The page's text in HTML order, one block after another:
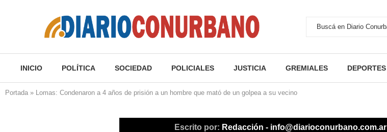
INICIO POLÍTICA SOCIEDAD POLICIALES JUSTICIA GREMIALES DEPORTES
Portada » Lomas: Condenaron a 4 años de prisión a un hombre que mató de un golpea a su vecino
Escrito por: Redacción - info@diarioconurbano.com.ar